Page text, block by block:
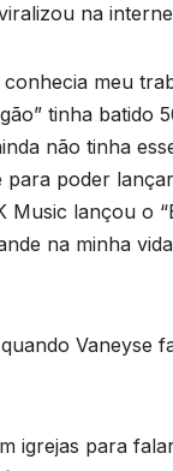
na
meu
tinha batido
não tinha
poder
lançou o
na minha
Vaneyse
igrejas para